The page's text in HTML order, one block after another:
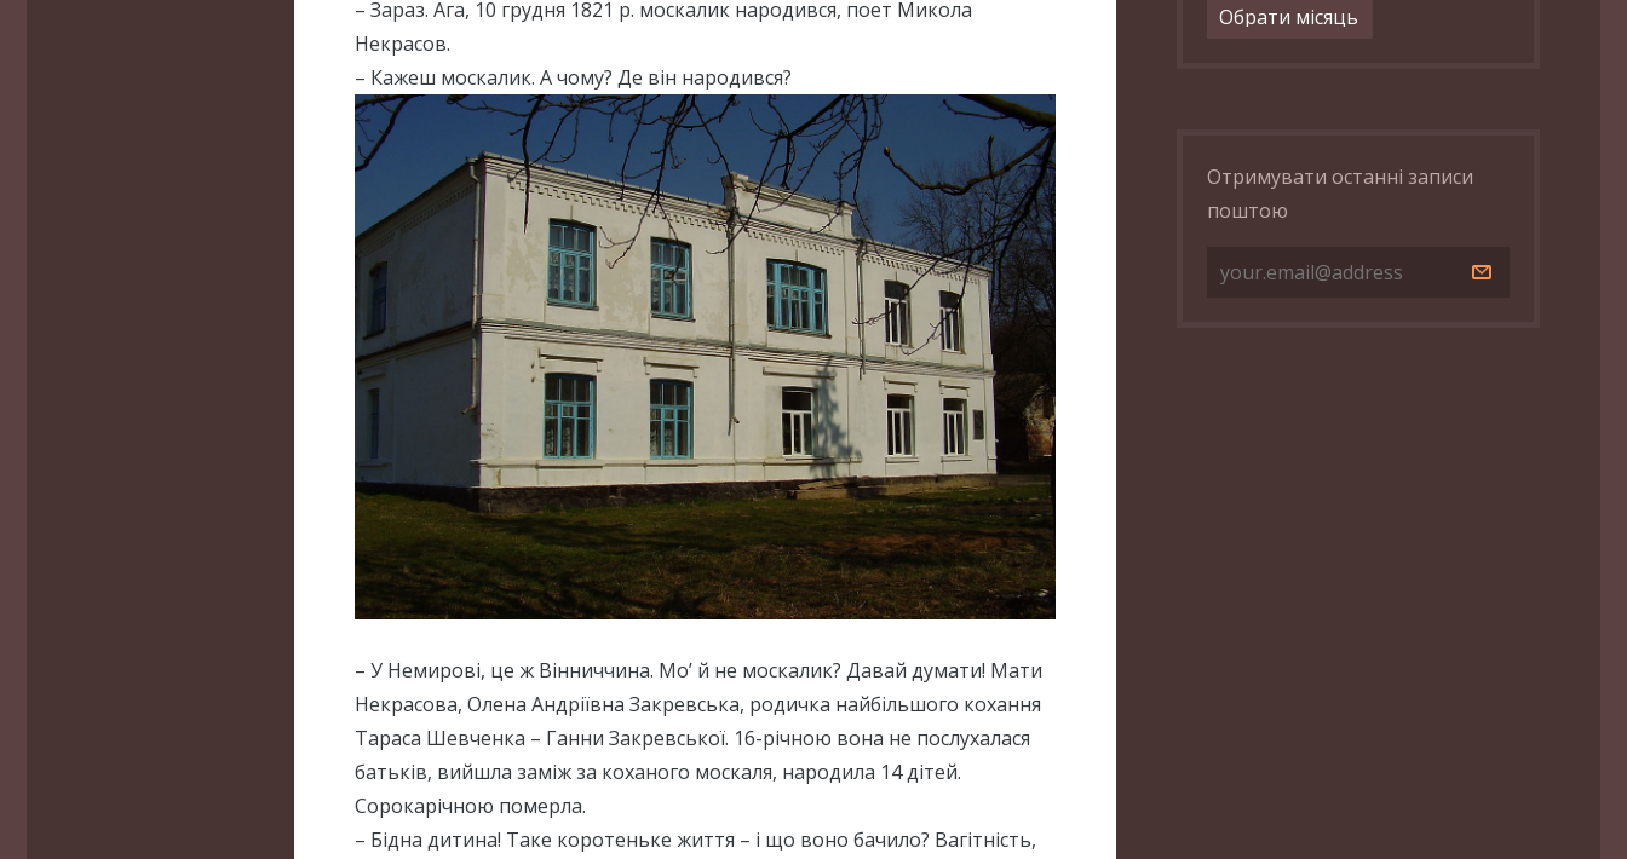
– Зараз. Ага, 10 грудня 1821 р. москалик народився, поет Микола
Некрасов.
– Кажеш москалик. А чому? Де він народився?
– У Немирові, це ж Вінниччина. Мо’ й не москалик? Давай думати! Мати
Некрасова, Олена Андріївна Закревська, родичка найбільшого кохання
Тараса Шевченка – Ганни Закревської. 16-річною вона не послухалася
батьків, вийшла заміж за коханого москаля, народила 14 дітей.
Сорокарічною померла.
– Бідна дитина! Таке коротеньке життя – і що воно бачило? Вагітність,
Архіви
Отримувати останні записи
поштою